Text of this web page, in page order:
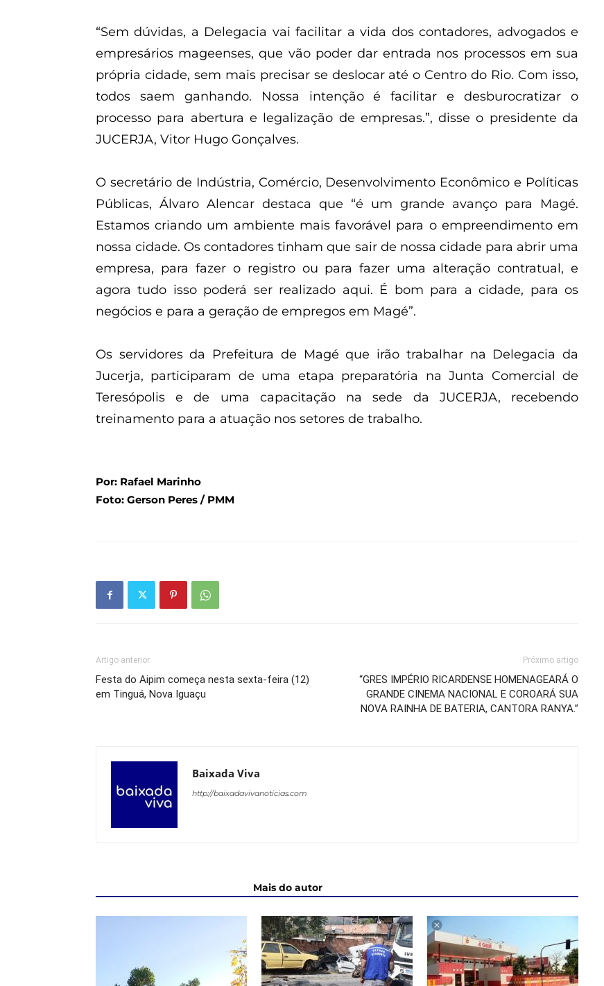
“Sem dúvidas, a Delegacia vai facilitar a vida dos contadores, advogados e
empresários mageenses, que vão poder dar entrada nos processos em sua
própria cidade, sem mais precisar se deslocar até o Centro do Rio. Com isso,
todos saem ganhando. Nossa intenção é facilitar e desburocratizar o
processo para abertura e legalização de empresas.”, disse o presidente da
JUCERJA, Vitor Hugo Gonçalves.
O secretário de Indústria, Comércio, Desenvolvimento Econômico e Políticas
Públicas, Álvaro Alencar destaca que “é um grande avanço para Magé.
Estamos criando um ambiente mais favorável para o empreendimento em
nossa cidade. Os contadores tinham que sair de nossa cidade para abrir uma
empresa, para fazer o registro ou para fazer uma alteração contratual, e
agora tudo isso poderá ser realizado aqui. É bom para a cidade, para os
negócios e para a geração de empregos em Magé”.
Os servidores da Prefeitura de Magé que irão trabalhar na Delegacia da
Jucerja, participaram de uma etapa preparatória na Junta Comercial de
Teresópolis e de uma capacitação na sede da JUCERJA, recebendo
treinamento para a atuação nos setores de trabalho.
Por: Rafael Marinho
Foto: Gerson Peres / PMM
Artigo anterior
Festa do Aipim começa nesta sexta-feira (12)
em Tinguá, Nova Iguaçu
Próximo artigo
“GRES IMPÉRIO RICARDENSE HOMENAGEARÁ O
GRANDE CINEMA NACIONAL E COROARÁ SUA
NOVA RAINHA DE BATERIA, CANTORA RANYA.”
Baixada Viva
http://baixadavivanoticias.com
Mais do autor